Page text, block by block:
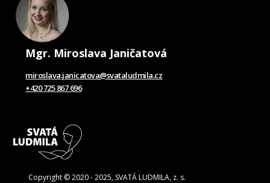
Mgr. Miroslava Janičatová
miroslava.janicatova@svataludmila.cz
+420 725 867 696
Copyright © 2020 - 2025, SVATÁ LUDMILA, z. s.